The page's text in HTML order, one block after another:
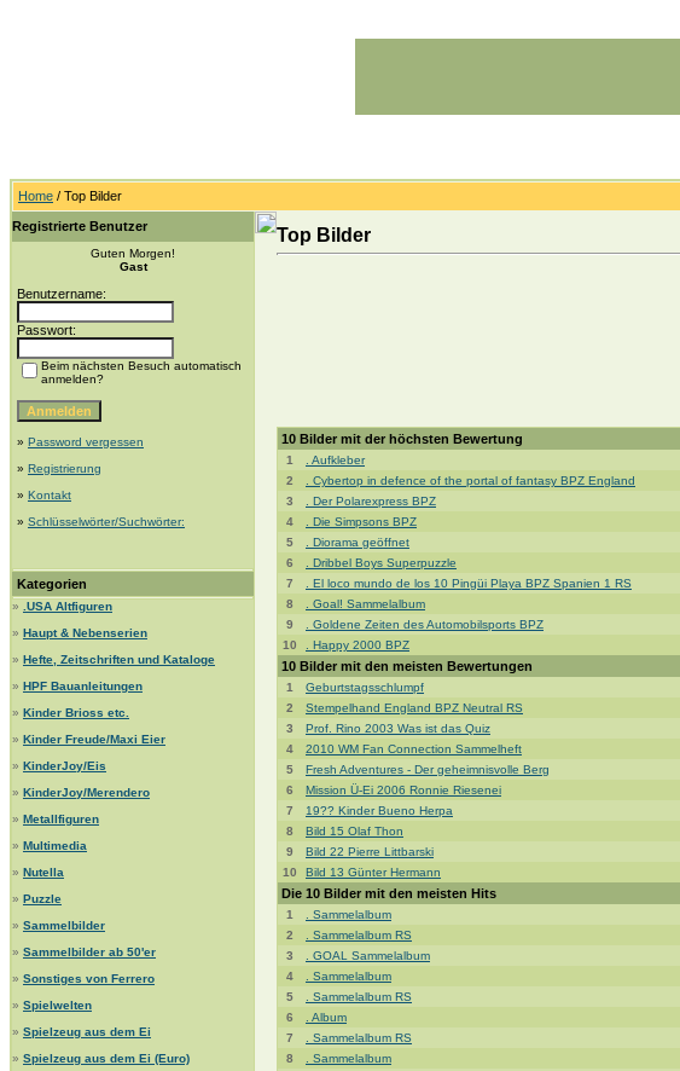
Home / Top Bilder
Registrierte Benutzer
Guten Morgen!
Gast
Benutzername:
Passwort:
Beim nächsten Besuch automatisch
anmelden?
» Password vergessen
» Registrierung
» Kontakt
» Schlüsselwörter/Suchwörter:
Kategorien
»
.USA Altfiguren
» Haupt & Nebenserien
» Hefte, Zeitschriften und Kataloge
» HPF Bauanleitungen
» Kinder Brioss etc.
» Kinder Freude/Maxi Eier
» KinderJoy/Eis
» KinderJoy/Merendero
» Metallfiguren
» Multimedia
» Nutella
» Puzzle
» Sammelbilder
» Sammelbilder ab 50'er
» Sonstiges von Ferrero
» Spielwelten
» Spielzeug aus dem Ei
» Spielzeug aus dem Ei (Euro)
Top Bilder
10 Bilder mit der höchsten Bewertung
1 . Aufkleber
2
. Cybertop in defence of the portal of fantasy BPZ England
3
. Der Polarexpress BPZ
4
. Die Simpsons BPZ
5
. Diorama geöffnet
6
. Dribbel Boys Superpuzzle
7
. El loco mundo de los 10 Pingüi Playa BPZ Spanien 1 RS
8
. Goal! Sammelalbum
9
. Goldene Zeiten des Automobilsports BPZ
10
. Happy 2000 BPZ
10 Bilder mit den meisten Bewertungen
1 Geburtstagsschlumpf
2
Stempelhand England BPZ Neutral RS
3
Prof. Rino 2003 Was ist das Quiz
4
2010 WM Fan Connection Sammelheft
5
Fresh Adventures - Der geheimnisvolle Berg
6
Mission Ü-Ei 2006 Ronnie Riesenei
7
19?? Kinder Bueno Herpa
8
Bild 15 Olaf Thon
9
Bild 22 Pierre Littbarski
10
Bild 13 Günter Hermann
Die 10 Bilder mit den meisten Hits
1 . Sammelalbum
2
. Sammelalbum RS
3
. GOAL Sammelalbum
4
. Sammelalbum
5
. Sammelalbum RS
6
. Album
7
. Sammelalbum RS
8
. Sammelalbum